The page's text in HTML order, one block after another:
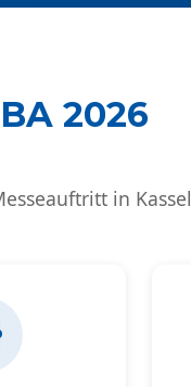
2026
in Kassel